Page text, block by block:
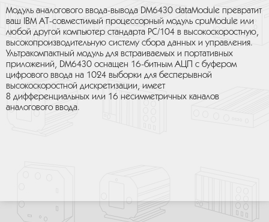
Модуль аналогового ввода-вывода DM6430 dataModule превратит
ваш IBM AT-совместимый процессорный модуль cpuModule или
любой другой компьютер стандарта PC/104 в высокоскоростную,
высокопроизводительную систему сбора данных и управления.
Ультракомпактный модуль для встраиваемых и портативных
приложений, DM6430 оснащен 16-битным АЦП с буфером
цифрового ввода на 1024 выборки для бесперывной
высокоскоростной дискретизации, имеет
8 дифференциальных или 16 несимметричных каналов
аналогового ввода.